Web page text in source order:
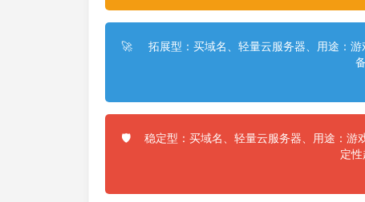
🚀
拓展型：买域名、轻量云服务器、用途：
🛡️
稳定型：买域名、轻量云服务器、用途：游
定